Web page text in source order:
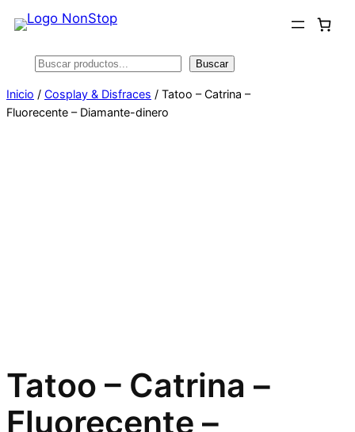
Saltar
contenido
Buscar Buscar
Inicio / Cosplay & Disfraces / Tatoo – Catrina –
Fluorecente – Diamante-dinero
Tatoo – Catrina –
Fluorecente –